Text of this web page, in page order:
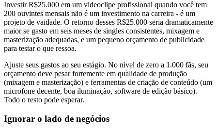
Investir R$25.000 em um videoclipe profissional quando você tem
200 ouvintes mensais não é um investimento na carreira - é um
projeto de vaidade. O retorno desses R$25.000 seria dramaticamente
maior se gasto em seis meses de singles consistentes, mixagem e
masterização adequadas, e um pequeno orçamento de publicidade
para testar o que ressoa.
Ajuste seus gastos ao seu estágio. No nível de zero a 1.000 fãs, seu
orçamento deve pesar fortemente em qualidade de produção
(mixagem e masterização) e ferramentas de criação de conteúdo (um
microfone decente, boa iluminação, software de edição básico).
Todo o resto pode esperar.
Ignorar o lado de negócios